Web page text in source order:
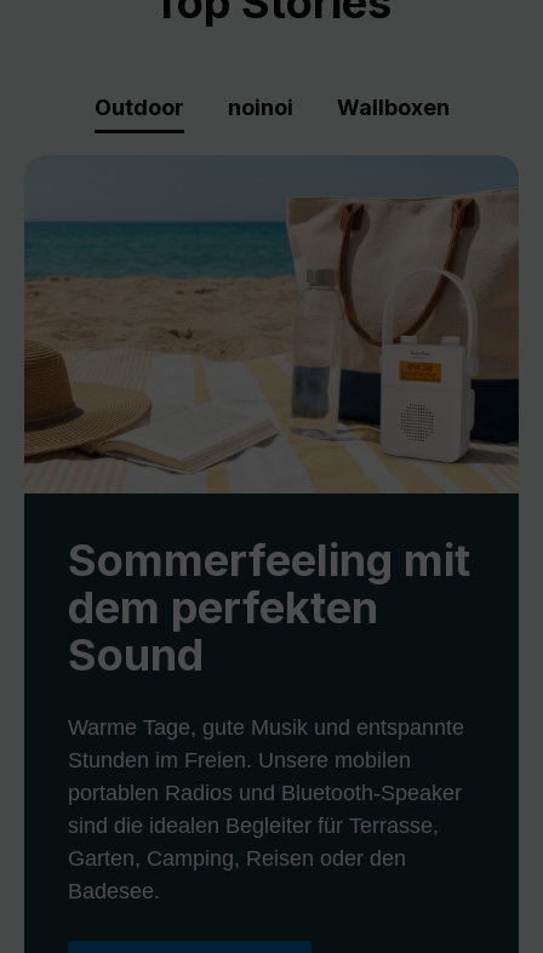
Outdoor noinoi Wallboxen
Sommerfeeling mit
dem perfekten
Sound
Warme Tage, gute Musik und entspannte
Stunden im Freien. Unsere mobilen
portablen Radios und Bluetooth-Speaker
sind die idealen Begleiter für Terrasse,
Garten, Camping, Reisen oder den
Badesee.